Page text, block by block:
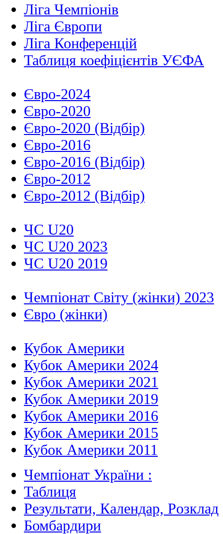
Ліга Чемпіонів
Ліга Європи
Ліга Конференцій
Таблиця коефіцієнтів УЄФА
Євро-2024
Євро-2020
Євро-2020 (Відбір)
Євро-2016
Євро-2016 (Відбір)
Євро-2012
Євро-2012 (Відбір)
ЧС U20
ЧС U20 2023
ЧС U20 2019
Чемпіонат Світу (жінки) 2023
Євро (жінки)
Кубок Америки
Кубок Америки 2024
Кубок Америки 2021
Кубок Америки 2019
Кубок Америки 2016
Кубок Америки 2015
Кубок Америки 2011
Чемпіонат України :
Таблиця
Результати, Календар, Poзклад
Бомбардири